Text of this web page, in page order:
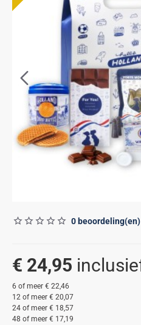
0 beoordeling(en)
€ 24,95
6 of meer € 22,46
12 of meer € 20,07
24 of meer € 18,57
48 of meer € 17,19